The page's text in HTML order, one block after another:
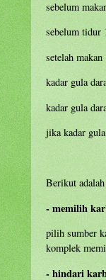
sebelum
sebelum tidur
setelah
kadar gula
kadar gula
jika kadar
Berikut
- memilih
pilih sumber
komplek
- hindari